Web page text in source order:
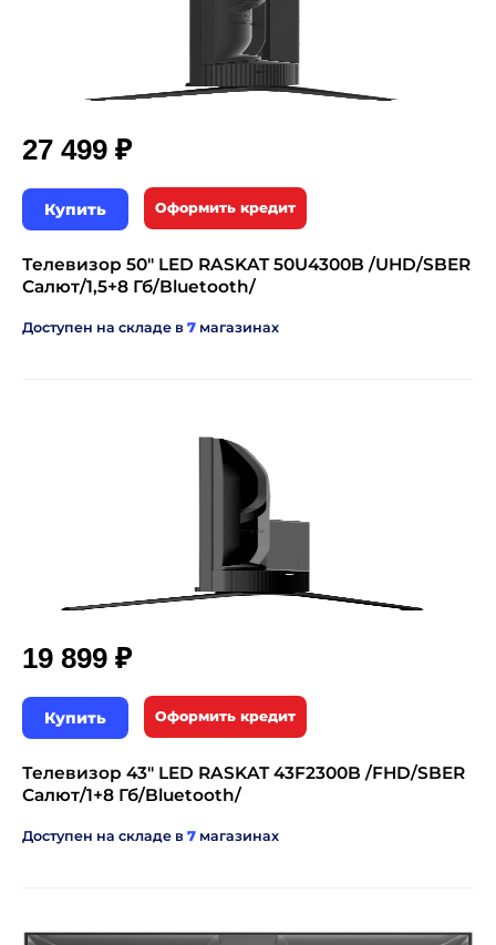
27 499 ₽
Купить Оформить кредит
Телевизор 50" LED RASKAT 50U4300B /UHD/SBER
Салют/1,5+8 Гб/Bluetooth/
Доступен на складе в 7 магазинах
19 899 ₽
Купить Оформить кредит
Телевизор 43" LED RASKAT 43F2300B /FHD/SBER
Салют/1+8 Гб/Bluetooth/
Доступен на складе в 7 магазинах